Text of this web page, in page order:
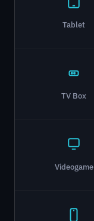
Tablet
TV Box
Videogame